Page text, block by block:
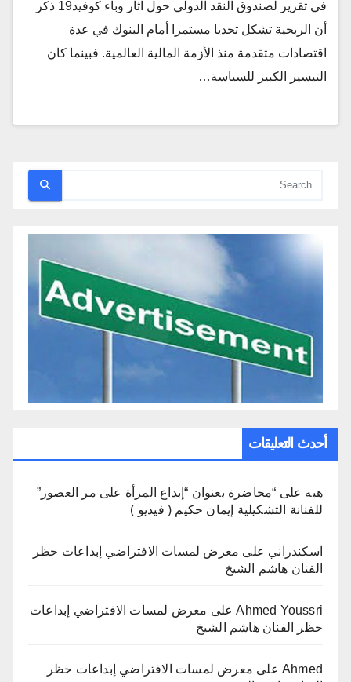
في تقرير لصندوق النقد الدولي حول آثار وباء كوفيد19 ذكر
أن الربحية تشكل تحديا مستمرا أمام البنوك في عدة
اقتصادات متقدمة منذ الأزمة المالية العالمية. فبينما كان
التيسير الكبير للسياسة…
أحدث التعليقات
هبه على “محاضرة بعنوان “إبداع المرأة على مر العصور”
للفنانة التشكيلية إيمان حكيم ( فيديو )
اسكندراني على معرض لمسات الافتراضي إبداعات حظر
الفنان هاشم الشيخ
Ahmed Youssriعلى معرض لمسات الافتراضي إبداعات
حظر الفنان هاشم الشيخ
Ahmed على معرض لمسات الافتراضي إبداعات حظر